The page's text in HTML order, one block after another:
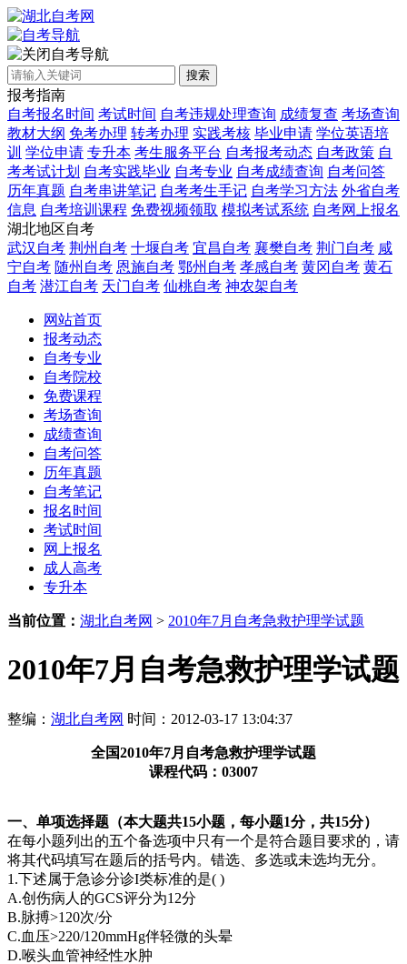
自考导航
搜索
报考指南
自考报名时间 考试时间 自考违规处理查询 成绩复查 考场查询
教材大纲 免考办理 转考办理 实践考核 毕业申请 学位英语培
训 学位申请 专升本 考生服务平台 自考报考动态 自考政策 自
考考试计划 自考实践毕业 自考专业 自考成绩查询 自考问答
历年真题 自考串讲笔记 自考考生手记 自考学习方法 外省自考
信息 自考培训课程 免费视频领取 模拟考试系统 自考网上报名
湖北地区自考
武汉自考 荆州自考 十堰自考 宜昌自考 襄樊自考 荆门自考 咸
宁自考 随州自考 恩施自考 鄂州自考 孝感自考 黄冈自考 黄石
自考 潜江自考 天门自考 仙桃自考 神农架自考
网站首页
报考动态
自考专业
自考院校
免费课程
考场查询
成绩查询
自考问答
历年真题
自考笔记
报名时间
考试时间
网上报名
成人高考
专升本
当前位置： 湖北自考网 > 2010年7月自考急救护理学试题
2010年7月自考急救护理学试题
整编： 湖北自考网 时间：2012-03-17 13:04:37
全国2010年7月自考急救护理学试题
课程代码：03007
一、单项选择题（本大题共15小题，每小题1分，共15分）
在每小题列出的五个备选项中只有一个是符合题目要求的，请
将其代码填写在题后的括号内。错选、多选或未选均无分。
1.下述属于急诊分诊I类标准的是( )
A.创伤病人的GCS评分为12分
B.脉搏>120次/分
C.血压>220/120mmHg伴轻微的头晕
D.喉头血管神经性水肿